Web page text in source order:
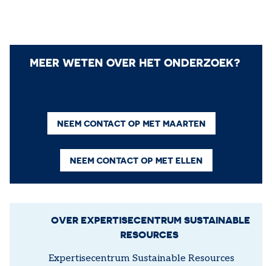
MEER WETEN OVER HET ONDERZOEK?
NEEM CONTACT OP MET MAARTEN
NEEM CONTACT OP MET ELLEN
OVER EXPERTISECENTRUM SUSTAINABLE
RESOURCES
Expertisecentrum Sustainable Resources